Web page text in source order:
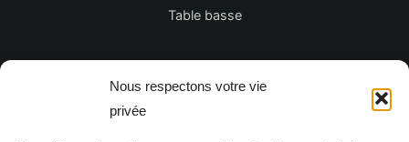
Nous respectons votre vie
privée
Table basse
Newsletter